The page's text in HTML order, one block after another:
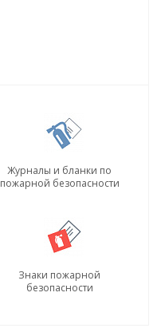
Журналы и бланки по
пожарной безопасности
Знаки пожарной
безопасности